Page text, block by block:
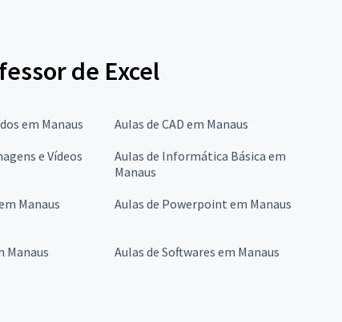
de Excel
em Manaus Aulas de CAD em Manaus
e Vídeos
Aulas de Informática Básica em
Manaus
Manaus Aulas de Powerpoint em Manaus
Manaus Aulas de Softwares em Manaus